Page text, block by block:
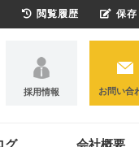
採用情報 お問い合
グ 会社概要
閲覧履歴 保